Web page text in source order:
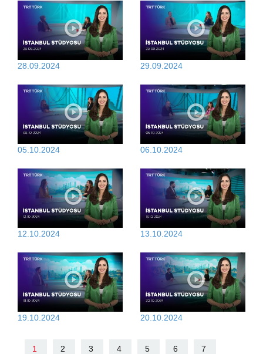
28.09.2024 29.09.2024
05.10.2024 06.10.2024
12.10.2024 13.10.2024
19.10.2024 20.10.2024
1 2 3 4 5 6 7